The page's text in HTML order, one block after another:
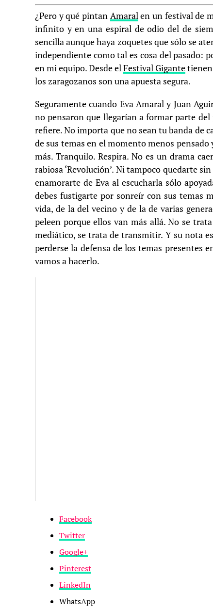
¿Pero y qué pintan Amaralen un festival de
infinito y en una espiral de odio del de
sencilla aunque haya zoquetes que sólo se
independiente como tal es cosa del pasado:
en mi equipo. Desde elFestival Gigantetienen
los zaragozanos son una apuesta segura.
Seguramente cuando Eva Amaral y Juan
no pensaron que llegarían a formar parte
refiere. No importa que no sean tu banda de
de sus temas en el momento menos
más. Tranquilo. Respira. No es un drama
rabiosa ‘Revolución’. Ni tampoco quedarte
enamorarte de Eva al escucharla sólo
debes fustigarte por sonreír con sus temas
vida, de la del vecino y de la de varias
peleen porque ellos van más allá. No se
mediático, se trata de transmitir. Y su nota
perderse la defensa de los temas presentes
vamos a hacerlo.
Facebook
Twitter
Google+
Pinterest
LinkedIn
WhatsApp